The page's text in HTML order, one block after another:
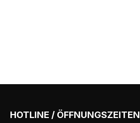
HOTLINE / ÖFFNUNGSZEITEN